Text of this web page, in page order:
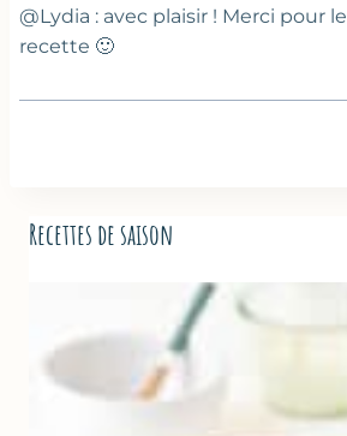
@Lydia : avec plaisir ! Merci pour
recette 🙂
Recettes de saison